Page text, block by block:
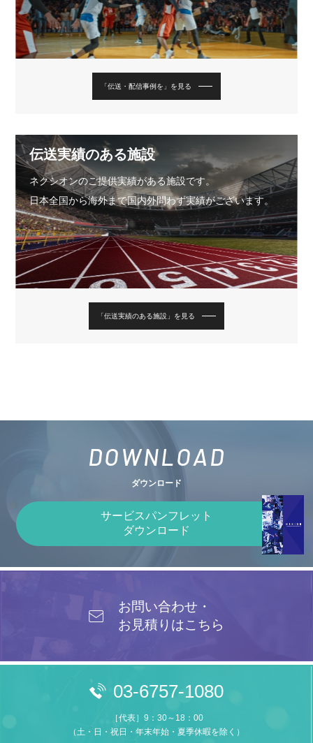
「伝送・配信事例を」を見る
伝送実績のある施設
ネクシオンのご提供実績がある施設です。
日本全国から海外まで国内外問わず実績がございます。
「伝送実績のある施設」を見る
DOWNLOAD
ダウンロード
サービスパンフレット
ダウンロード
お問い合わせ・
お見積りはこちら
03-6757-1080
［代表］9：30～18：00
（土・日・祝日・年末年始・夏季休暇を除く）